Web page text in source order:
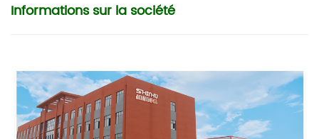
Informations sur la société